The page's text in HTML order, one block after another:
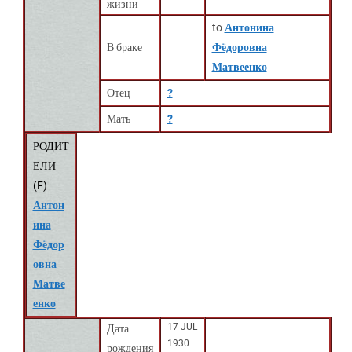
жизни
В браке
to Антонина
Фёдоровна
Матвеенко
Отец ?
Мать ?
РОДИТ
ЕЛИ
(F)
Антон
ина
Фёдор
овна
Матве
енко
Дата
рождения
17 JUL
1930